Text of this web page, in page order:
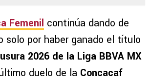
Femenil continúa dando de
solo por haber ganado el título
2026 de la Liga BBVA MX
duelo de la Concacaf